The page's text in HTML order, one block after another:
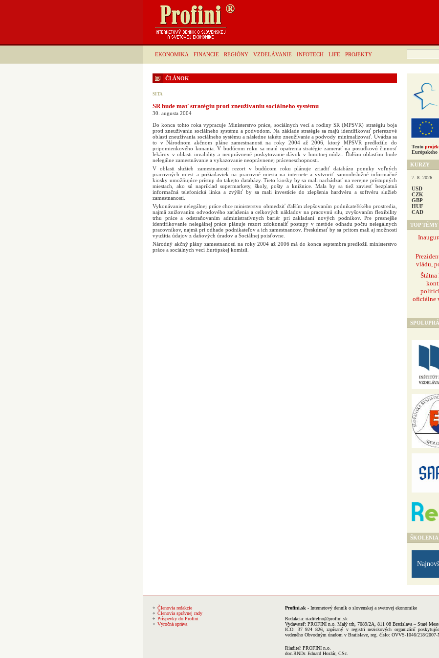
EKONOMIKA FINANCIE REGIÓNY VZDELÁVANIE INFOTECH LIFE PROJEKTY
Hľadať:
ČLÁNOK
SITA
SR bude mať stratégiu proti zneužívaniu sociálneho systému
30. augusta 2004
Do konca tohto roka vypracuje Ministerstvo práce, sociálnych vecí a rodiny SR (MPSVR) stratégiu boja
proti zneužívaniu sociálneho systému a podvodom. Na základe stratégie sa majú identifikovať prierezové
oblasti zneužívania sociálneho systému a následne takéto zneužívanie a podvody minimalizovať. Uvádza sa
to v Národnom akčnom pláne zamestnanosti na roky 2004 až 2006, ktorý MPSVR predložilo do
pripomienkového konania. V budúcom roku sa majú opatrenia stratégie zamerať na posudkovú činnosť
lekárov v oblasti invalidity a neoprávnené poskytovanie dávok v hmotnej núdzi. Ďalšou oblasťou bude
nelegálne zamestnávanie a vykazovanie neoprávnenej práceneschopnosti.
V oblasti služieb zamestnanosti rezort v budúcom roku plánuje zriadiť databázu ponuky voľných
pracovných miest a požiadaviek na pracovné miesta na internete a vytvoriť samoobslužné informačné
kiosky umožňujúce prístup do takejto databázy. Tieto kiosky by sa mali nachádzať na verejne prístupných
miestach, ako sú napríklad supermarkety, školy, pošty a knižnice. Mala by sa tiež zaviesť bezplatná
informačná telefonická linka a zvýšiť by sa mali investície do zlepšenia hardvéru a softvéru služieb
zamestnanosti.
Vykonávanie nelegálnej práce chce ministerstvo obmedziť ďalším zlepšovaním podnikateľského prostredia,
najmä znižovaním odvodového zaťaženia a celkových nákladov na pracovnú silu, zvyšovaním flexibility
trhu práce a odstraňovaním administratívnych bariér pri zakladaní nových podnikov. Pre presnejšie
identifikovanie nelegálnej práce plánuje rezort zdokonaliť postupy v metóde odhadu počtu nelegálnych
pracovníkov, najmä pri odhade podnikateľov a ich zamestnancov. Preskúmať by sa pritom mali aj možnosti
využitia údajov z daňových úradov a Sociálnej poisťovne.
Národný akčný plány zamestnanosti na roky 2004 až 2006 má do konca septembra predložil ministerstvo
práce a sociálnych vecí Európskej komisii.
Tento
Európskeho
KURZY
7. 8. 2026
USD
CZK
GBP
HUF
CAD
TOP TÉMY
vládu,
oficiálne
ŠKOLENIA
Členovia redakcie
Členovia správnej rady
Príspevky do Profini
Výročná správa
Profini.sk - Internetový denník o slovenskej a svetovej ekonomike
Redakcia: riaditelno@profini.sk
Vydavateľ: PROFINI n.o. Malý trh, 7089/2A, 811 08 Bratislava – Staré
IČO: 37 924 826, zapísaný v registri neziskových organizácií
vedeného Obvodným úradom v Bratislave, reg. číslo: OVVS-1046/218/2007-
Riaditeľ PROFINI n.o.
doc.RNDr. Eduard Hozlár, CSc.